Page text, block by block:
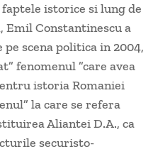
istorice si lung de
Emil Constantinescu a
scena politica in 2004,
fenomenul ”care avea
istoria Romaniei
la care se refera
Aliantei D.A., ca
securisto-